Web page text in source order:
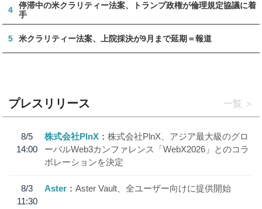
4
停滞中の米クラリティー法案、トランプ政権が倫理規定協議に着
手
5 米クラリティー法案、上院採決が9月まで延期＝報道
プレスリリース 一覧
8/5
14:00
株式会社PlnX
株式会社PlnX、アジア最大級のグロ
ーバルWeb3カンファレンス「WebX2026」とのコラ
ボレーションを決定
8/3
11:30
Aster Aster Vault、全ユーザー向けに提供開始